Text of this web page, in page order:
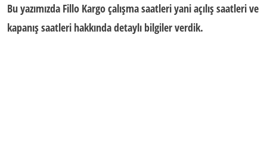
Bu yazımızda Fillo Kargo çalışma saatleri yaniaçılış saatlerive
kapanış saatleri hakkında detaylı bilgiler verdik.